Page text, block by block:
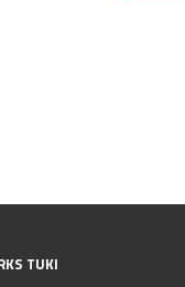
TUKI